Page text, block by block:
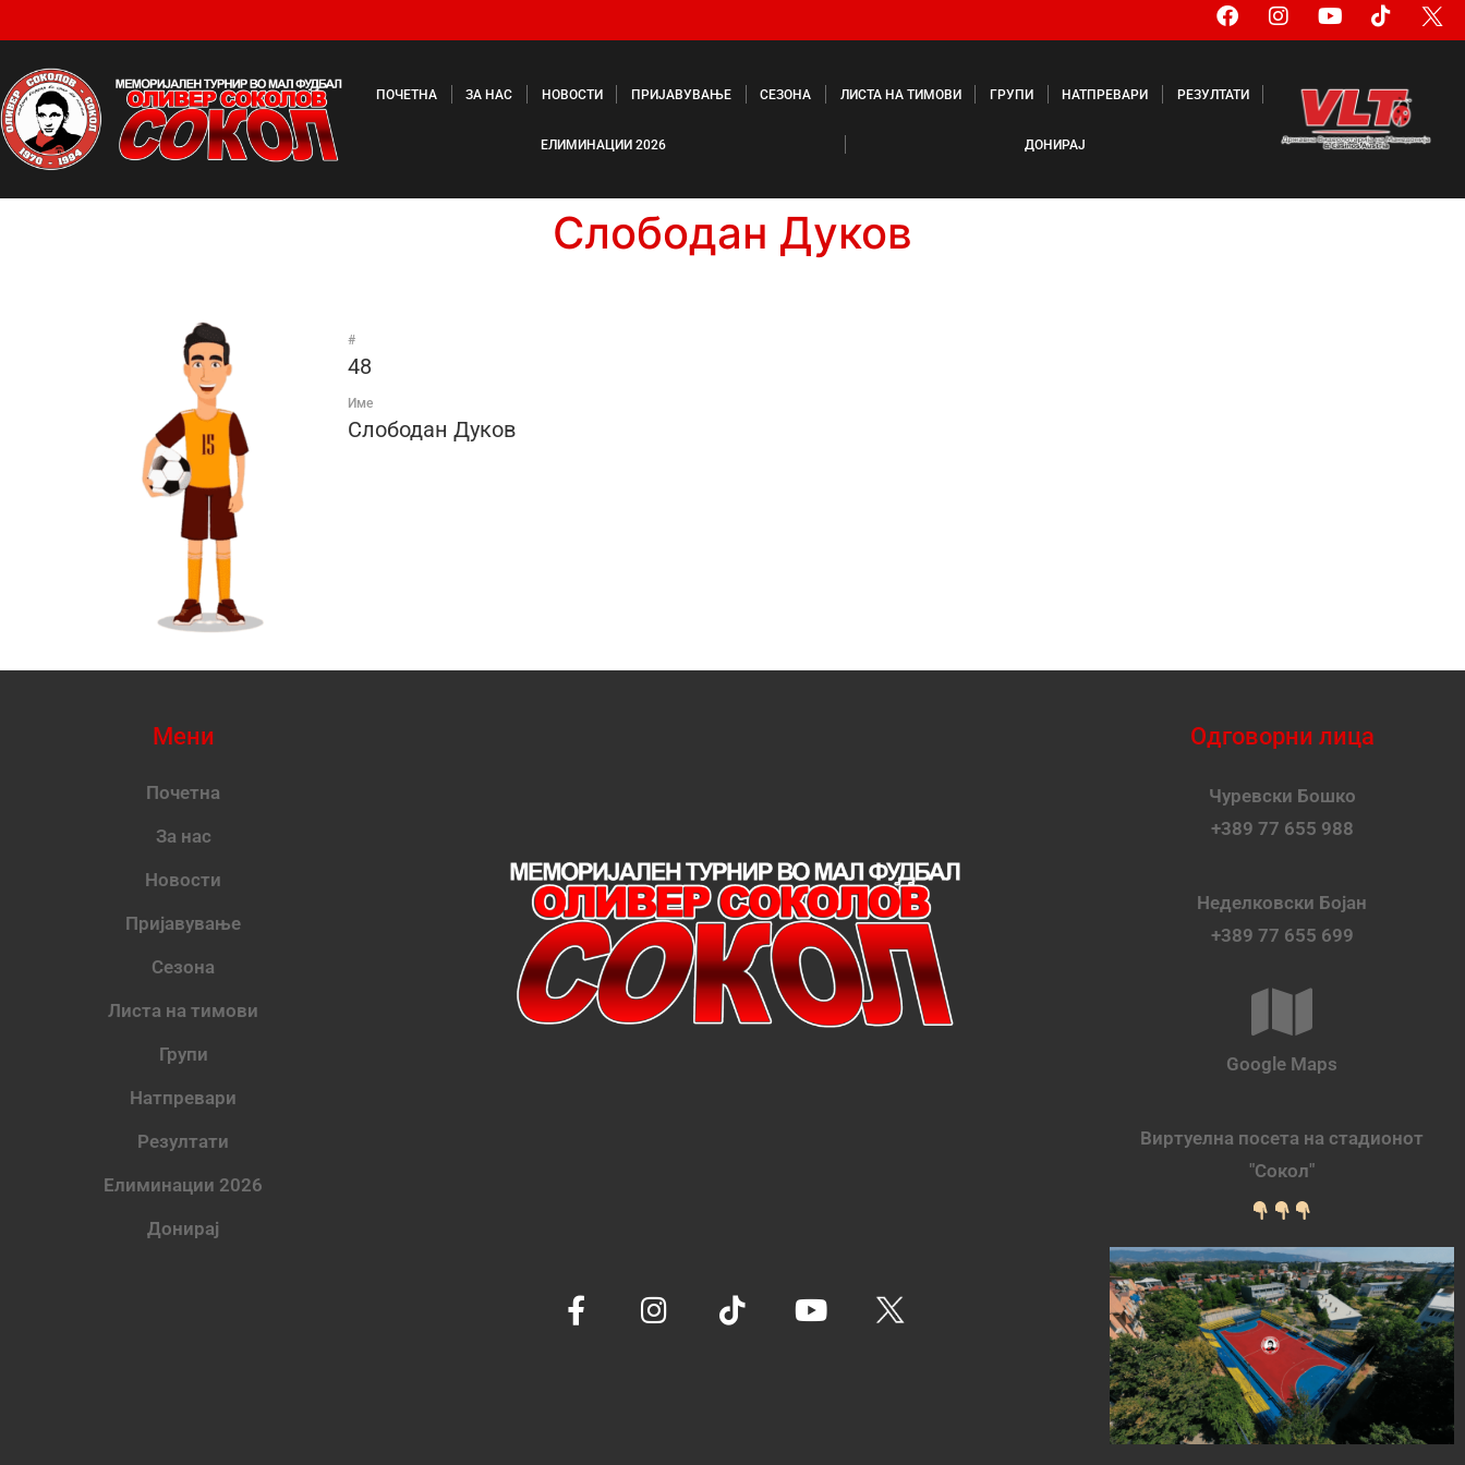
ПОЧЕТНА ЗА НАС НОВОСТИ ПРИЈАВУВАЊЕ СЕЗОНА ЛИСТА НА ТИМОВИ ГРУПИ НАТПРЕВАРИ РЕЗУЛТАТИ
ЕЛИМИНАЦИИ 2026 ДОНИРАЈ
Слободан Дуков
#
48
Име
Слободан Дуков
Мени
Почетна
За нас
Новости
Пријавување
Сезона
Листа на тимови
Групи
Натпревари
Резултати
Елиминации 2026
Донирај
Одговорни лица
Чуревски Бошко
+389 77 655 988
Неделковски Бојан
+389 77 655 699
Google Maps
Виртуелна посета на стадионот
"Сокол"